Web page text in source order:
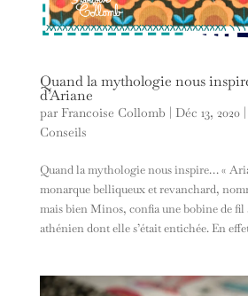
Quand la mythologie nous
d’Ariane
par Francoise Collomb | Déc 13, 2020|
Conseils
Quand la mythologie nous inspire… «
monarque belliqueux et revanchard,
mais bien Minos, confia une bobine de fil
athénien dont elle s’était entichée. En